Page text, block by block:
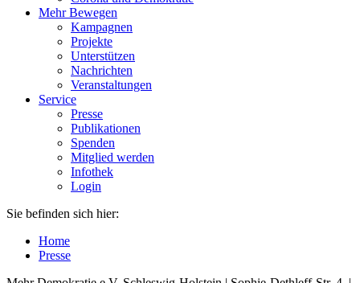
Mehr Bewegen
Kampagnen
Projekte
Unterstützen
Nachrichten
Veranstaltungen
Service
Presse
Publikationen
Spenden
Mitglied werden
Infothek
Login
Sie befinden sich hier:
Home
Presse